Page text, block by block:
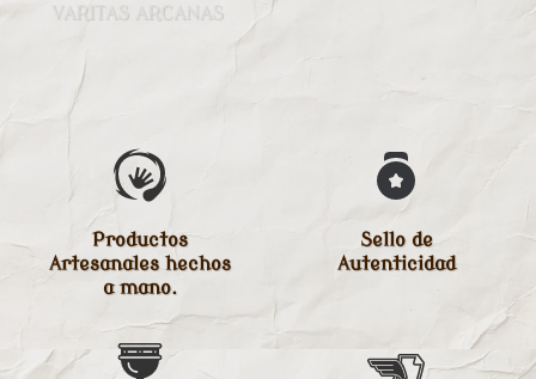
VARITAS ARCANAS
Productos
Artesanales hechos
a mano.
Sello de
Autenticidad